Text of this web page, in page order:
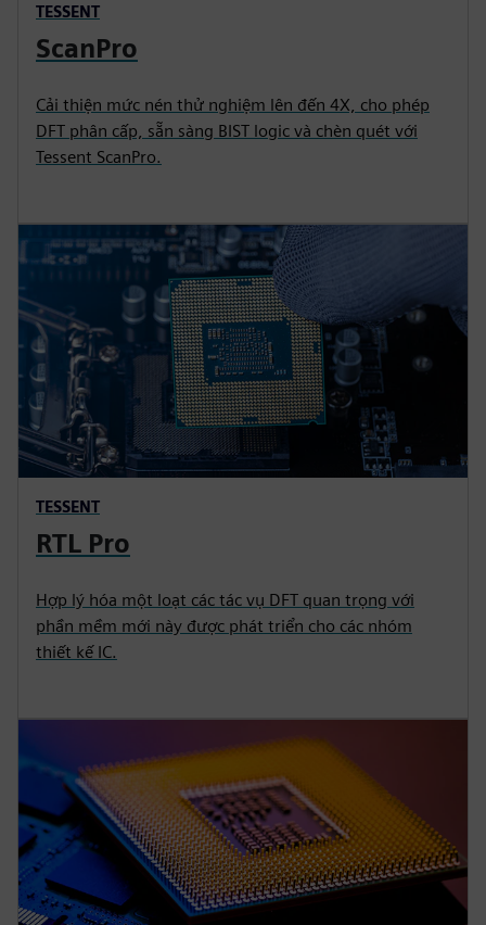
TESSENT
ScanPro
Cải thiện mức nén thử nghiệm lên đến 4X, cho phép
DFT phân cấp, sẵn sàng BIST logic và chèn quét với
Tessent ScanPro.
TESSENT
RTL Pro
Hợp lý hóa một loạt các tác vụ DFT quan trọng với
phần mềm mới này được phát triển cho các nhóm
thiết kế IC.